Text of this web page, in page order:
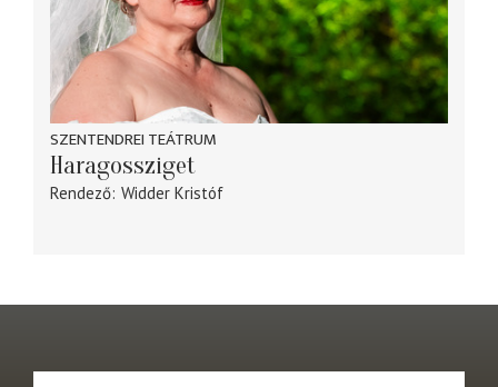
SZENTENDREI TEÁTRUM
Haragossziget
Rendező Widder Kristóf